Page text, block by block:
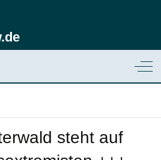
steht auf